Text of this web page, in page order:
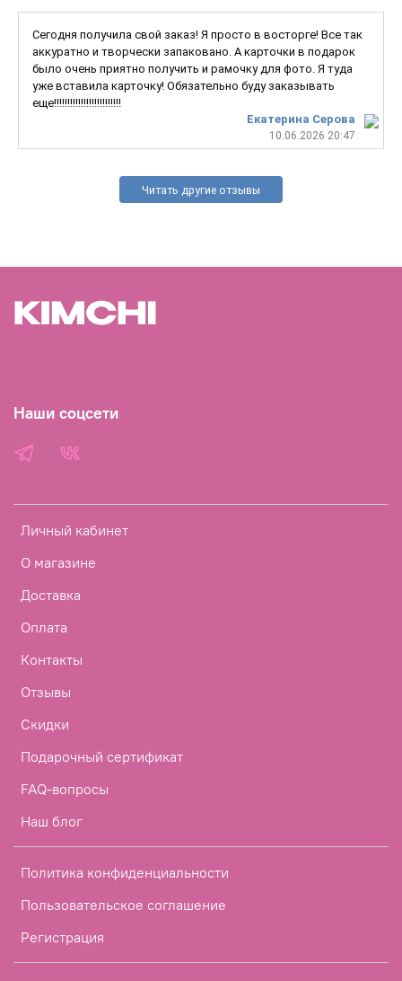
Екатерина Серова
10.06.2026 20:47
Сегодня получила свой заказ! Я просто в восторге! Все так
аккуратно и творчески запаковано. А карточки в подарок
было очень приятно получить и рамочку для фото. Я туда
уже вставила карточку! Обязательно буду заказывать
еще!!!!!!!!!!!!!!!!!!!!!!!!!
Читать другие отзывы
Личный кабинет
О магазине
Доставка
Оплата
Контакты
Отзывы
Скидки
Подарочный сертификат
FAQ-вопросы
Наш блог
Политика конфиденциальности
Пользовательское соглашение
Регистрация
Наши соцсети